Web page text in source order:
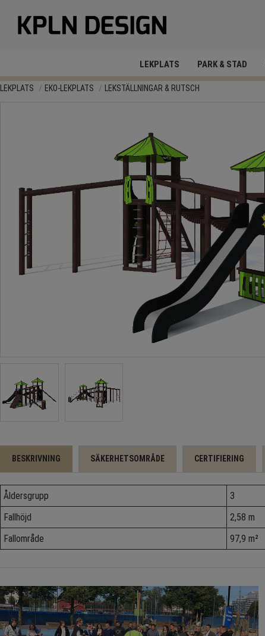
LEKPLATS PARK & STAD
LEKPLATS EKO-LEKPLATS LEKSTÄLLNINGAR & RUTSCH
BESKRIVNING SÄKERHETSOMRÅDE CERTIFIERING
Åldersgrupp
3
Fallhöjd
2,58 m
Fallområde
97,9 m²